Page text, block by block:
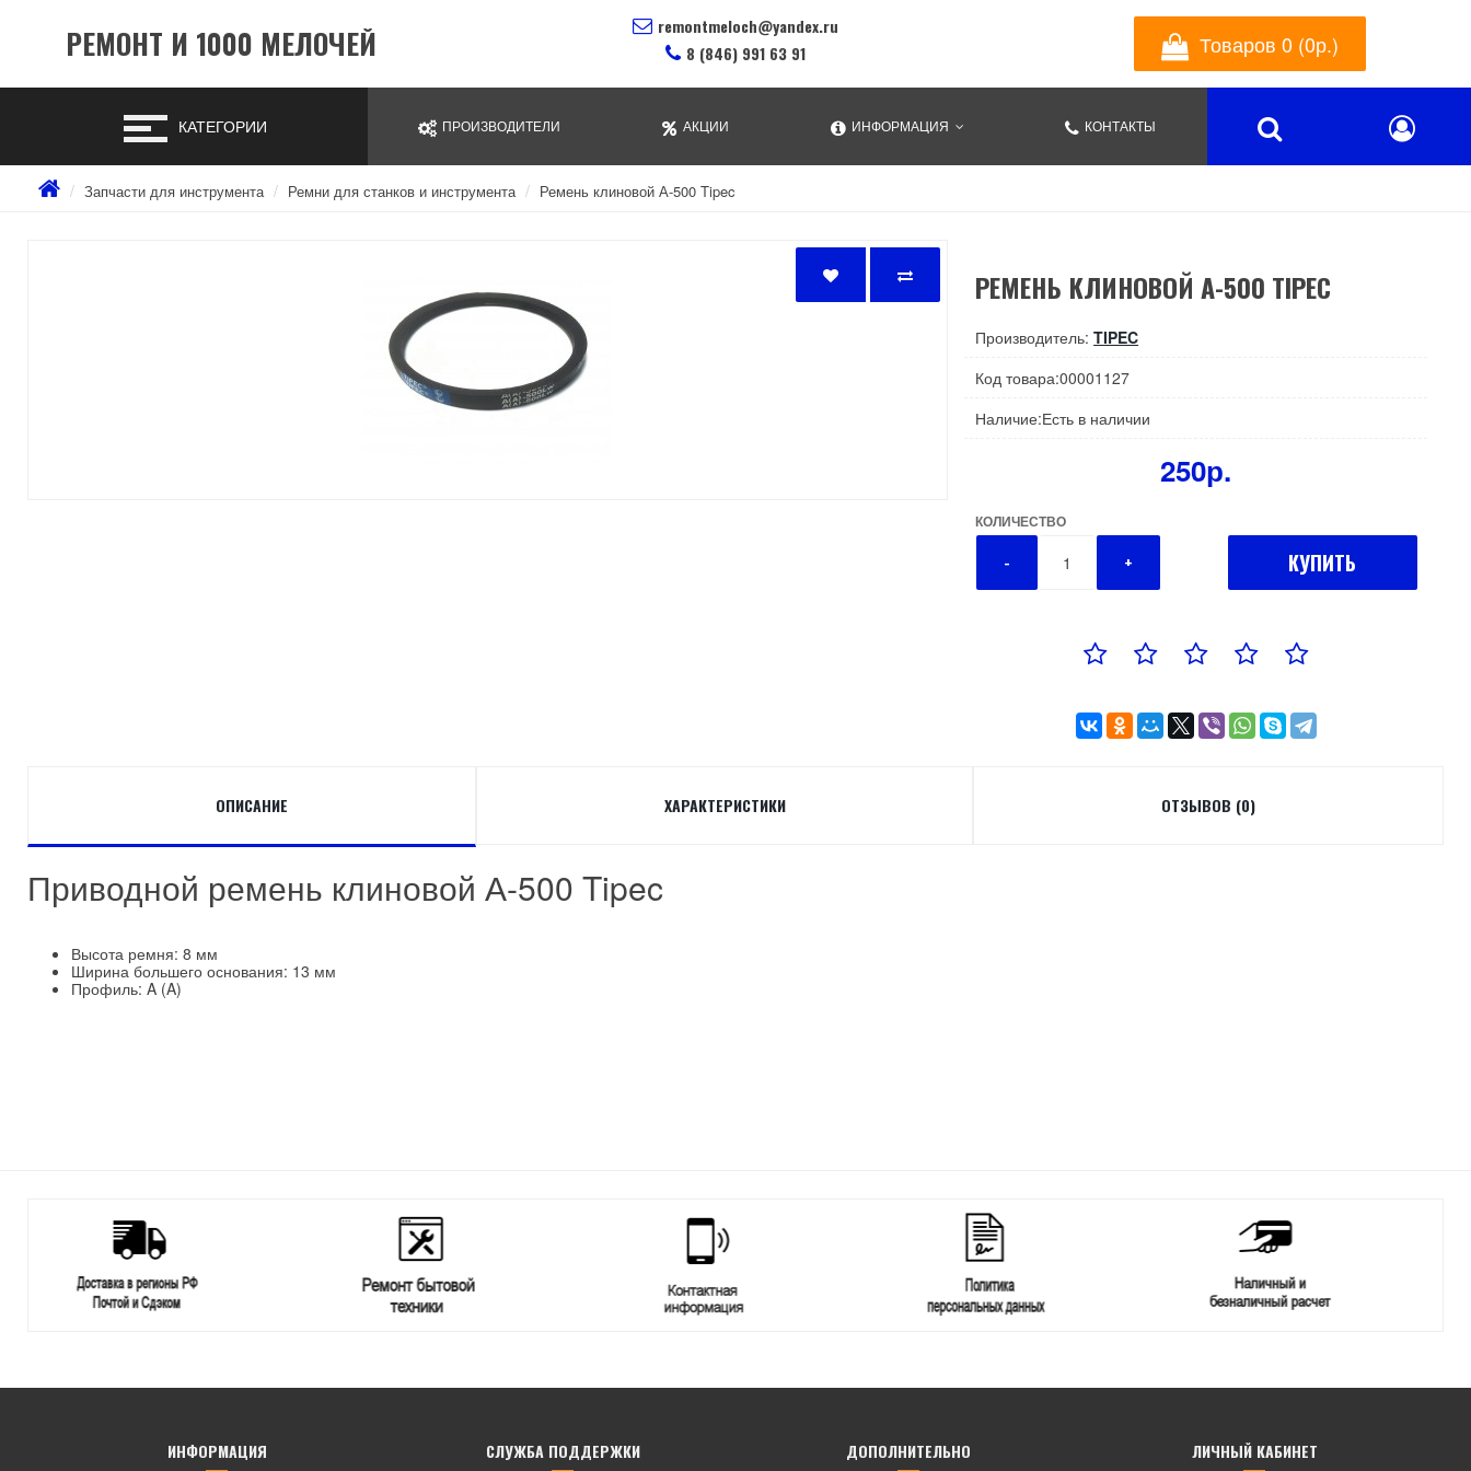
РЕМОНТ И 1000 МЕЛОЧЕЙ
remontmeloch@yandex.ru
8 (846) 991 63 91
Товаров 0 (0р.)
КАТЕГОРИИ ПРОИЗВОДИТЕЛИ АКЦИИ ИНФОРМАЦИЯ КОНТАКТЫ
Запчасти для инструмента Ремни для станков и инструмента Ремень клиновой А-500 Tipec
РЕМЕНЬ КЛИНОВОЙ А-500 TIPEC
Производитель:TIPEC
Код товара:00001127
Наличие:Есть в наличии
250р.
КОЛИЧЕСТВО
- + КУПИТЬ
ОПИСАНИЕ ХАРАКТЕРИСТИКИ ОТЗЫВОВ (0)
Приводной ремень клиновой А-500 Tipec
Высота ремня: 8 мм
Ширина большего основания: 13 мм
Профиль: A (A)
ИНФОРМАЦИЯ СЛУЖБА ПОДДЕРЖКИ ДОПОЛНИТЕЛЬНО ЛИЧНЫЙ КАБИНЕТ